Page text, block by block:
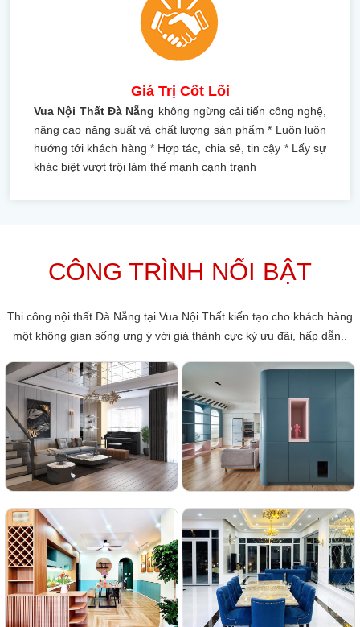
Giá Trị Cốt Lõi
Vua Nội Thất Đà Nẵng không ngừng cải tiến công nghệ,
nâng cao năng suất và chất lượng sản phẩm * Luôn luôn
hướng tới khách hàng * Hợp tác, chia sẻ, tin cậy * Lấy sự
khác biệt vượt trội làm thế mạnh cạnh trạnh
CÔNG TRÌNH NỔI BẬT
Thi công nội thất Đà Nẵng tại Vua Nội Thất kiến tạo cho khách hàng
một không gian sống ưng ý với giá thành cực kỳ ưu đãi, hấp dẫn..